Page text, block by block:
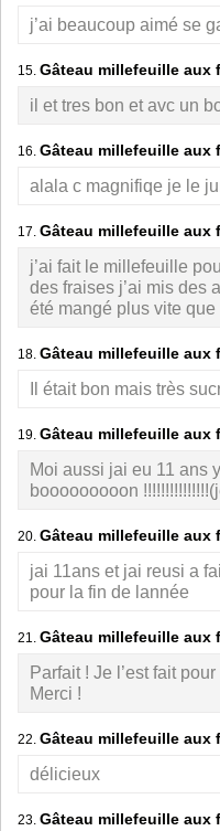
j’ai beaucoup aimé se
15. Gâteau millefeuille aux
il et tres bon et avc un
16. Gâteau millefeuille aux
alala c magnifiqe je le
17. Gâteau millefeuille aux
j’ai fait le millefeuille
des fraises j’ai mis des
été mangé plus vite
18. Gâteau millefeuille aux
Il était bon mais très
19. Gâteau millefeuille aux
Moi aussi jai eu 11 ans
booooooooon
20. Gâteau millefeuille aux
jai 11ans et jai reusi a
pour la fin de lannée
21. Gâteau millefeuille aux
Parfait ! Je l’est fait
Merci !
22. Gâteau millefeuille aux
délicieux
23. Gâteau millefeuille aux